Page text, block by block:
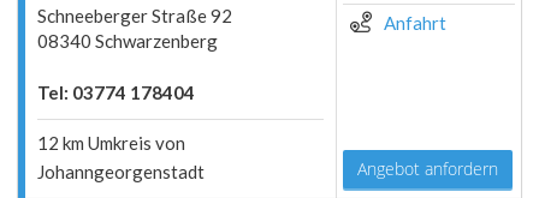
Schneeberger Straße 92
08340 Schwarzenberg
Tel: 03774 178404
12 km Umkreis von
Johanngeorgenstadt
Anfahrt
Angebot anfordern